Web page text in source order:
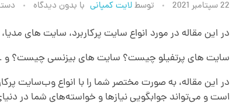
ن
و
22 سپتامبر 2021 توسطلایت کمپانی با بدون دیدگاه
در این مقاله در مورد انواع سایت پرکاربرد، سایت های
سایت های پرتفیلو چیست؟ سایت های بیزنسی چیست؟ و
در این مقاله، به صورت مختصر شما را با انواع وب‌سایت
است و می‌تواند جوابگویی نیازها و خواسته‌های شما در